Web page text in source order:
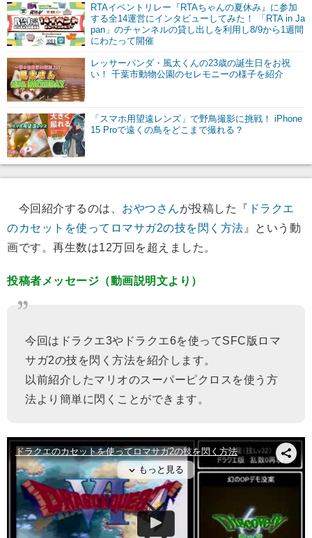
RTAイベントリレー『RTAちゃんの夏休み』に参加
する全14運営にインタビューしてみた！ 「RTA in Ja
pan」のチャンネルの貸し出しを利用し8/9から1週間
にわたって開催
レッサーパンダ・風太くんの23歳の誕生日をお祝
い！ 千葉市動物公園のセレモニーの様子を紹介
「スマホ用望遠レンズ」で野鳥撮影に挑戦！ iPhone
15 Proで遠くの鳥をどこまで撮れる？
今回紹介するのは、 おやつさんが投稿した『 ドラクエ
のカセットを使ってロマサガ2の技を閃く方法 』という動
画です。再生数は12万回を超えました。
投稿者メッセージ（動画説明文より）
今回はドラクエ3やドラクエ6を使ってSFC版ロマ
サガ2の技を閃く方法を紹介します。
以前紹介したマリオのスーパーピクロスを使う方
法より簡単に閃くことができます。